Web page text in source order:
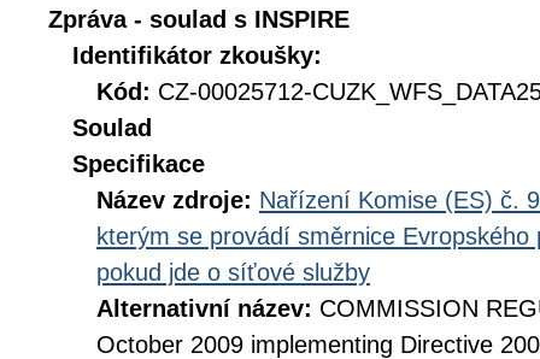
Zpráva - soulad s INSPIRE
Identifikátor zkoušky:
Kód: CZ-00025712-
Soulad
Specifikace
Název zdroje: Nařízení Komise (ES) č.
kterým se provádí směrnice
pokud jde o síťové služby
Alternativní název: COMMISSION
October 2009 implementing Directive